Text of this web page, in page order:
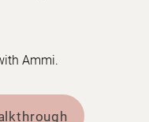
Ammi.